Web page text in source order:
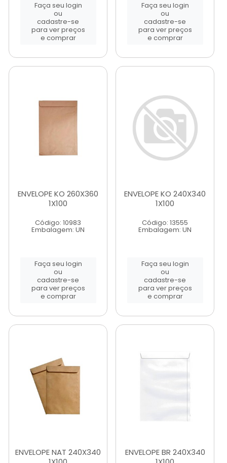
Faça seu login
ou
cadastre-se
para ver preços
e comprar
Faça seu login
ou
cadastre-se
para ver preços
e comprar
ENVELOPE KO 260X360
1X100
Código: 10983
Embalagem: UN
Faça seu login
ou
cadastre-se
para ver preços
e comprar
ENVELOPE KO 240X340
1X100
Código: 13555
Embalagem: UN
Faça seu login
ou
cadastre-se
para ver preços
e comprar
ENVELOPE NAT 240X340
ENVELOPE BR 240X340